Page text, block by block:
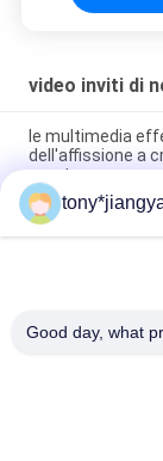
video inviti di
le multimedia
dell'affissione a
apertura
Video inviti di
l'altoparlante
Video in
Good day, what